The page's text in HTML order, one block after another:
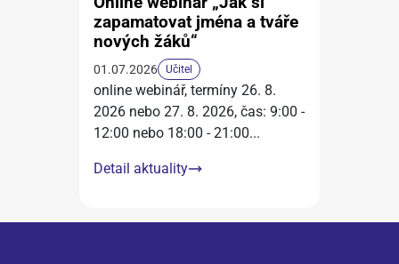
zapamatovat jména a tváře
nových žáků“
01.07.2026 Učitel
online webinář, termíny 26. 8.
2026 nebo 27. 8. 2026, čas: 9:00 -
12:00 nebo 18:00 - 21:00...
Detail aktuality